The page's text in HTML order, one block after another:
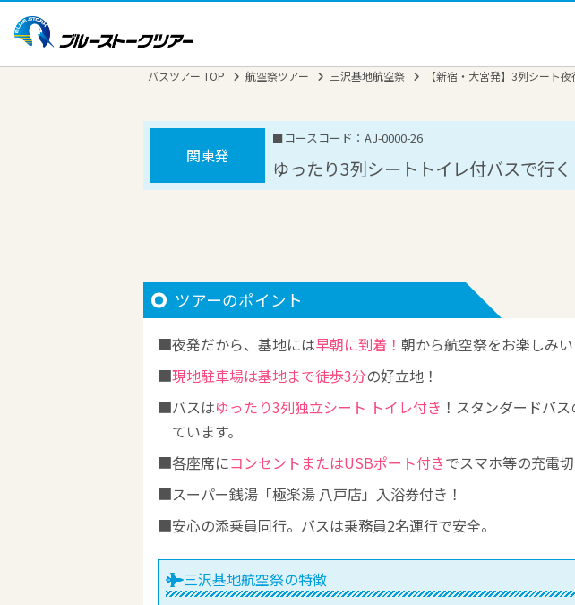
バスツアー TOP 航空祭ツアー 三沢基地航空祭 【新宿・大宮発】3列シート
ゆったり3列シートトイレ付バスで行
関東発
■コースコード：AJ-0000-26
ツアーのポイント
夜発だから、基地には早朝に到着！ 朝から航空祭をお楽しみい
現地駐車場は基地まで徒歩3分の好立地！
バスはゆったり3列独立シート トイレ付き ！スタンダードバ
ています。
各座席にコンセントまたはUSBポート付きでスマホ等の充電
スーパー銭湯「極楽湯 八戸店」入浴券付き！
安心の添乗員同行。バスは乗務員2名運行で安全。
三沢基地航空祭の特徴